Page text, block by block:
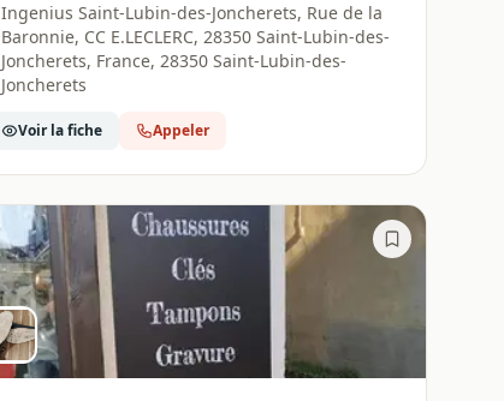
Ingenius Saint-Lubin-des-Joncherets, Rue de la
Baronnie, CC E.LECLERC, 28350 Saint-Lubin-des-
Joncherets, France, 28350 Saint-Lubin-des-
Joncherets
Voir la fiche Appeler